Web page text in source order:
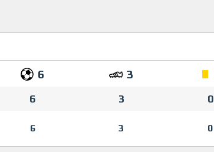
6 3
6 3 0
6 3 0